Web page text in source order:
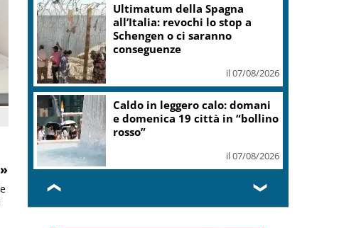
Ultimatum della Spagna
all’Italia: revochi lo stop a
Schengen o ci saranno
conseguenze
il 07/08/2026
Caldo in leggero calo: domani
e domenica 19 città in “bollino
rosso”
il 07/08/2026
❮ ❯